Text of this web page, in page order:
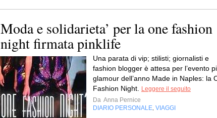
Moda e solidarieta’ per la one fashion
night firmata pinklife
Una parata di vip; stilisti; giornalisti e
fashion blogger è attesa per l’evento
glamour dell’anno Made in Naples: la
Fashion Night.
Leggere il seguito
Da Anna Pernice
DIARIO PERSONALE VIAGGI